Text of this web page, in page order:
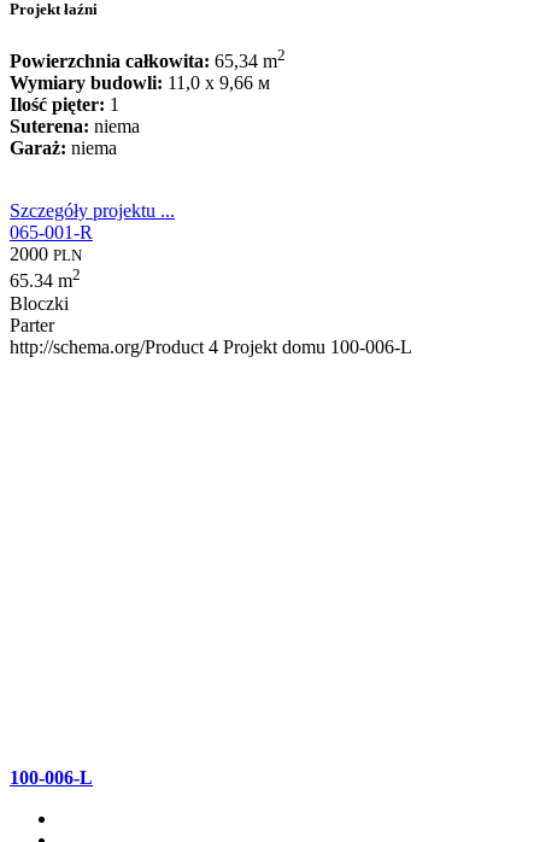
Projekt łaźni
Powierzchnia całkowita: 65,34 m2
Wymiary budowli: 11,0 x 9,66 м
Ilość pięter: 1
Suterena: niema
Garaż: niema
Szczegóły projektu ...
065-001-R
2000 PLN
65.34 m2
Bloczki
Parter
http://schema.org/Product 4 Projekt domu 100-006-L
100-006-L